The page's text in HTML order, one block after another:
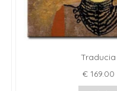
Traducia
€ 169.00